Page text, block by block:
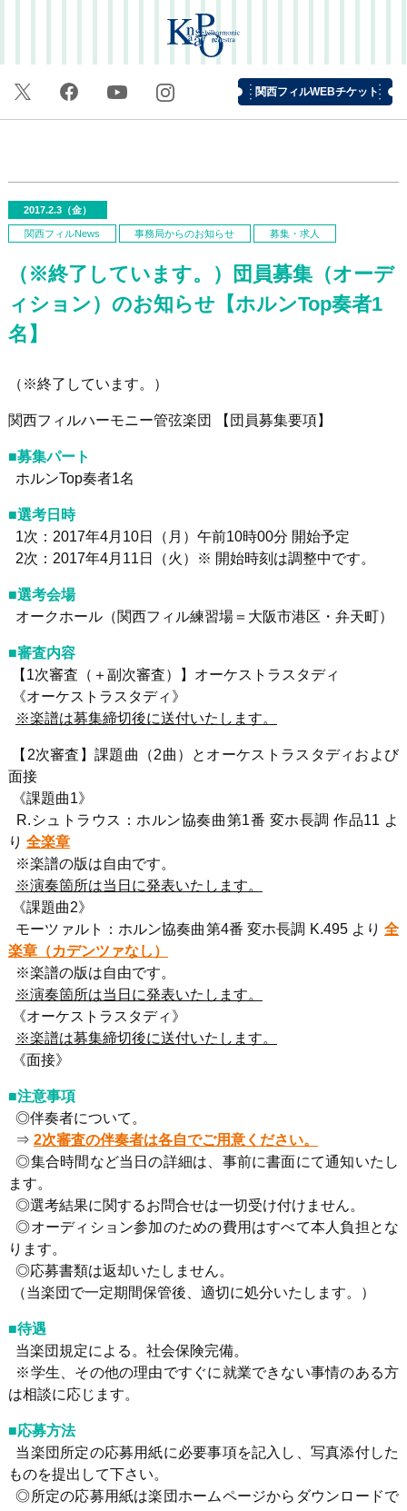
関西フィルWEBチケット
2017.2.3（金）
関西フィルNews 事務局からのお知らせ 募集・求人
（※終了しています。）団員募集（オーデ
ィション）のお知らせ【ホルンTop奏者1
名】
（※終了しています。）
関西フィルハーモニー管弦楽団 【団員募集要項】
■募集パート
ホルンTop奏者1名
■選考日時
1次：2017年4月10日（月）午前10時00分 開始予定
2次：2017年4月11日（火）※ 開始時刻は調整中です。
■選考会場
オークホール（関西フィル練習場＝大阪市港区・弁天町）
■審査内容
【1次審査（＋副次審査）】オーケストラスタディ
《オーケストラスタディ》
※楽譜は募集締切後に送付いたします。
【2次審査】課題曲（2曲）とオーケストラスタディおよび
面接
《課題曲1》
R.シュトラウス：ホルン協奏曲第1番 変ホ長調 作品11 よ
り 全楽章
※楽譜の版は自由です。
※演奏箇所は当日に発表いたします。
《課題曲2》
モーツァルト：ホルン協奏曲第4番 変ホ長調 K.495 より全
楽章（カデンツァなし）
※楽譜の版は自由です。
※演奏箇所は当日に発表いたします。
《オーケストラスタディ》
※楽譜は募集締切後に送付いたします。
《面接》
■注意事項
◎伴奏者について。
⇒ 2次審査の伴奏者は各自でご用意ください。
◎集合時間など当日の詳細は、事前に書面にて通知いたし
ます。
◎選考結果に関するお問合せは一切受け付けません。
◎オーディション参加のための費用はすべて本人負担とな
ります。
◎応募書類は返却いたしません。
（当楽団で一定期間保管後、適切に処分いたします。）
■待遇
当楽団規定による。社会保険完備。
※学生、その他の理由ですぐに就業できない事情のある方
は相談に応じます。
■応募方法
当楽団所定の応募用紙に必要事項を記入し、写真添付した
ものを提出して下さい。
◎所定の応募用紙は楽団ホームページからダウンロードで